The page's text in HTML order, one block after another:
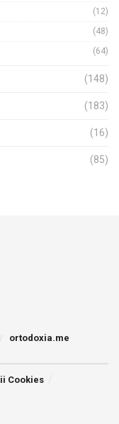
(12)
(48)
(64)
(148)
(183)
(16)
(85)
ortodoxia.me
Cookies